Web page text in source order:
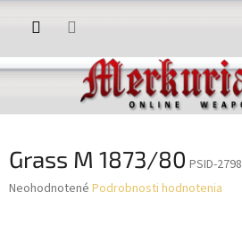
Prejsť
Grass M 1873/80 PSID-2798
Priemerné
Neohodnotené Podrobnosti hodnotenia